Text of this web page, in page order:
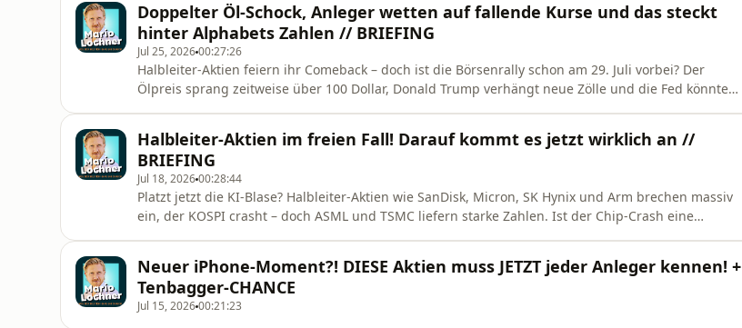
Doppelter Öl-Schock, Anleger wetten auf fallende Kurse und das steckt
hinter Alphabets Zahlen // BRIEFING
Jul 25, 202600:27:26
Halbleiter-Aktien feiern ihr Comeback – doch ist die Börsenrally schon am 29. Juli vorbei? Der
Ölpreis sprang zeitweise über 100 Dollar, Donald Trump verhängt neue Zölle und die Fed könnte
Themen der Woc
Halbleiter-Aktien im freien Fall! Darauf kommt es jetzt wirklich an //
BRIEFING
Jul 18, 202600:28:44
Platzt jetzt die KI-Blase? Halbleiter-Aktien wie SanDisk, Micron, SK Hynix und Arm brechen massiv
ein, der KOSPI crasht – doch ASML und TSMC liefern starke Zahlen. Ist der Chip-Crash eine
den Ausverkauf bei Chip-
Neuer iPhone-Moment?! DIESE Aktien muss JETZT jeder Anleger kennen! +
Tenbagger-CHANCE
Jul 15, 202600:21:23